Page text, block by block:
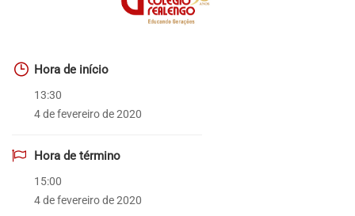
Hora de início
13:30
4 de fevereiro de 2020
Hora de término
15:00
4 de fevereiro de 2020